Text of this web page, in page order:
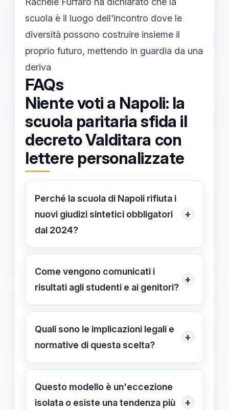
scuola è il luogo dell'incontro dove le
diversità possono costruire insieme il
proprio futuro, mettendo in guardia da una
deriva
FAQs
Niente voti a Napoli: la
scuola paritaria sfida il
decreto Valditara con
lettere personalizzate
Perché la scuola di Napoli rifiuta i
nuovi giudizi sintetici obbligatori
dal 2024?
+
L'istituto "Dalla parte dei bambini"
mantiene il sistema descrittivo
personalizzato per opporsi alla deriva
imposta dal DPR 135/2025. La
direzione preferisce un approccio
dialogico che valorizzi le specificità di
ogni alunno, evitando formule rigide
come "ottimo" o "insufficiente".
Come vengono comunicati i
risultati agli studenti e ai genitori?
+
Ogni studente riceve una lettera
individuale che descrive il suo
percorso, evidenziando progressi e
misura. Parallelamente viene stilata la
classica pagella per i genitori, ma la
scuola suggerisce di non mostrarla ai
Quali sono le implicazioni legali e
normative di questa scelta?
+
La scuola opera in un contesto
normativo che impone i giudizi
sintetici, ma si avvale dell'autonomia
Questo modello è un'eccezione
isolata o esiste una tendenza più
+